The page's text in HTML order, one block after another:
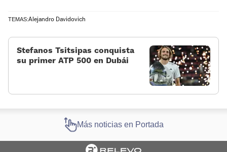
TEMAS:Alejandro Davidovich
Stefanos Tsitsipas conquista
su primer ATP 500 en Dubái
Más noticias en Portada